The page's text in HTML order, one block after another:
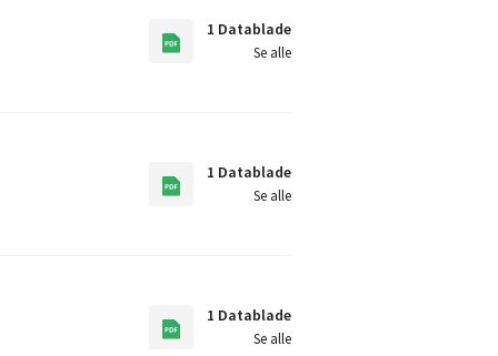
1 Datablade
Se alle
1 Datablade
Se alle
1 Datablade
Se alle